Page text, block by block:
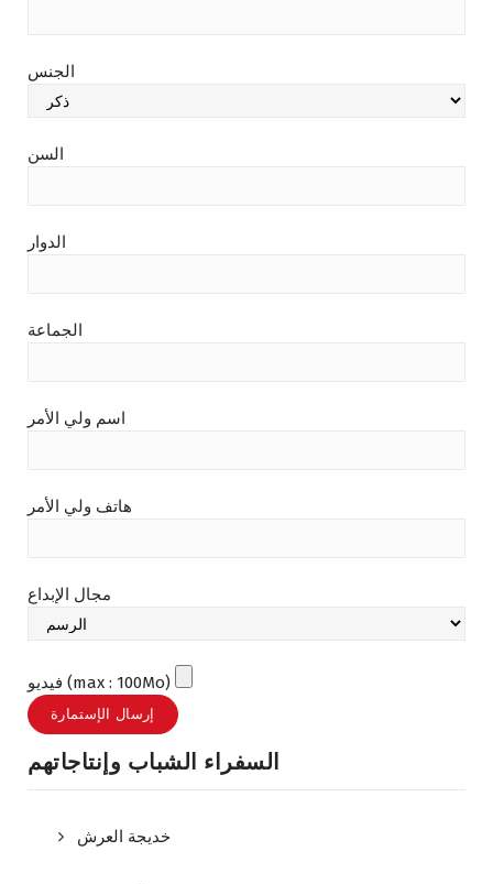
الجنس
السن
الدوار
الجماعة
اسم ولي الأمر
هاتف ولي الأمر
مجال الإبداع
فيديو (max : 100Mo)
السفراء الشباب وإنتاجاتهم
خديجة العرش